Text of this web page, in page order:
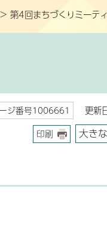
> 第4回まちづくりミーテ
ジ番号1006661 更新
印刷 大き